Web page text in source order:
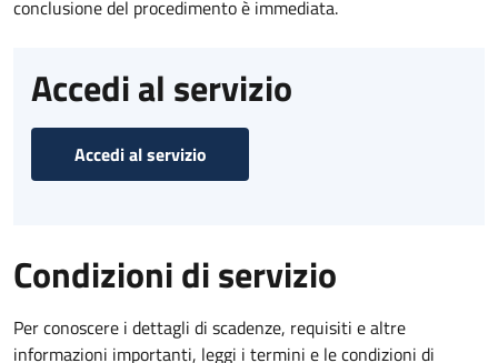
conclusione del procedimento è immediata.
Accedi al servizio
Accedi al servizio
Condizioni di servizio
Per conoscere i dettagli di scadenze, requisiti e altre
informazioni importanti, leggi i termini e le condizioni di